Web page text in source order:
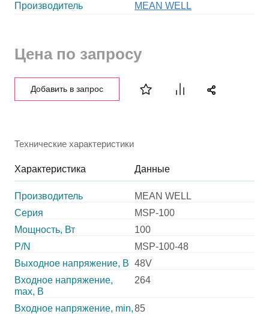
Производитель MEAN WELL
Цена по запросу
Добавить в запрос
Технические характеристики
Характеристика Данные
Производитель
MEAN WELL
Серия
MSP-100
Мощность, Вт
100
P/N
MSP-100-48
Выходное напряжение, В 48V
Входное напряжение,
max, В
264
Входное напряжение, min,85